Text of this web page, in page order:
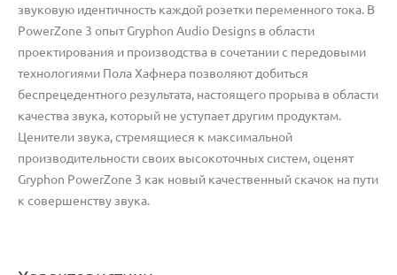
звуковую идентичность каждой розетки переменного тока. В
PowerZone 3 опыт Gryphon Audio Designs в области
проектирования и производства в сочетании с передовыми
технологиями Пола Хафнера позволяют добиться
беспрецедентного результата, настоящего прорыва в области
качества звука, который не уступает другим продуктам.
Ценители звука, стремящиеся к максимальной
производительности своих высокоточных систем, оценят
Gryphon PowerZone 3 как новый качественный скачок на пути
к совершенству звука.